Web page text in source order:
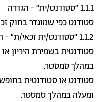
1.1.1 "סטודנט/ית" - הגדרה
סטודנט כפי שמוגדר בחוק
1.1.2 "סטודנט/ית זכאי/ת" - הגדרה
במהלך סמסטר.
ומעלה במהלך סמסטר.